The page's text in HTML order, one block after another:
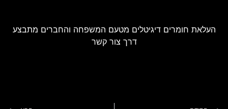
העלאת חומרים דיגיטלים מטעם המשפחה והחברים מתבצע
דרך צור קשר